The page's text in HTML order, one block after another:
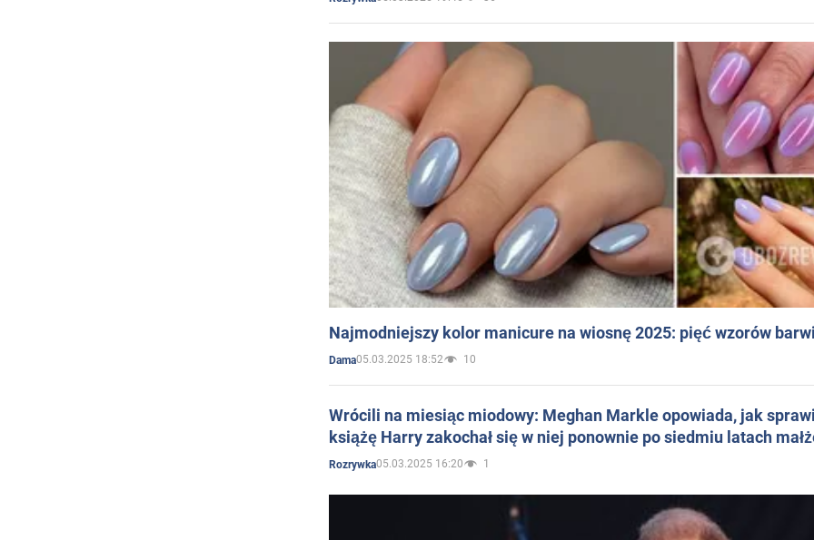
Najmodniejszy kolor manicure na wiosnę 2025: pięć wzorów
Dama05.03.2025 18:52 10
Wrócili na miesiąc miodowy: Meghan Markle opowiada, jak
książę Harry zakochał się w niej ponownie po siedmiu latach
Rozrywka05.03.2025 16:20 1